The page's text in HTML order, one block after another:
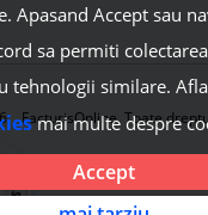
FacturisOnline. Toate
Apasand Accept sau
sa permiti
tehnologii similare.
mai multe despre
Accept